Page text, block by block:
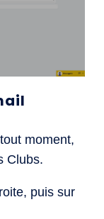
moment,
Clubs.
puis sur